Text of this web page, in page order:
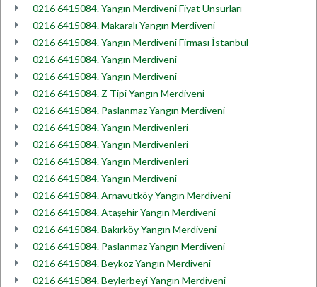
0216 6415084. Yangın Merdiveni Fiyat Unsurları
0216 6415084. Makaralı Yangın Merdiveni
0216 6415084. Yangın Merdiveni Firması İstanbul
0216 6415084. Yangın Merdiveni
0216 6415084. Yangın Merdiveni
0216 6415084. Z Tipi Yangın Merdiveni
0216 6415084. Paslanmaz Yangın Merdiveni
0216 6415084. Yangın Merdivenleri
0216 6415084. Yangın Merdivenleri
0216 6415084. Yangın Merdivenleri
0216 6415084. Yangın Merdiveni
0216 6415084. Arnavutköy Yangın Merdiveni
0216 6415084. Ataşehir Yangın Merdiveni
0216 6415084. Bakırköy Yangın Merdiveni
0216 6415084. Paslanmaz Yangın Merdiveni
0216 6415084. Beykoz Yangın Merdiveni
0216 6415084. Beylerbeyi Yangın Merdiveni